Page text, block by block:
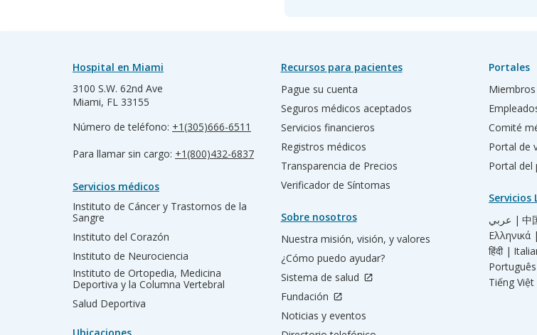
Hospital en Miami
3100 S.W. 62nd Ave
Miami, FL 33155
Número de teléfono: +1(305)666-6511
Para llamar sin cargo: +1(800)432-6837
Servicios médicos
Instituto de Cáncer y Trastornos de la
Sangre
Instituto del Corazón
Instituto de Neurociencia
Instituto de Ortopedia, Medicina
Deportiva y la Columna Vertebral
Salud Deportiva
Recursos para pacientes
Pague su cuenta
Seguros médicos aceptados
Servicios financieros
Registros médicos
Transparencia de Precios
Verificador de Síntomas
Sobre nosotros
Nuestra misión, visión, y valores
¿Cómo puedo ayudar?
Sistema de salud
Fundación
Noticias y eventos
Portales
Comité
Portal de
Portal del
Servicios
عربي | 中
Ελληνικά |
हिंदी |
Tiếng